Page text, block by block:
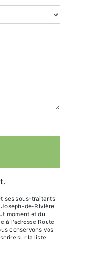
ses sous-traitants
Joseph-de-Rivière
moment et du
à l'adresse Route
conservons vos
sur la liste